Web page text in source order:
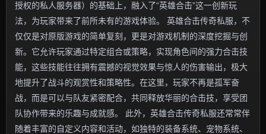
授权的私人服务器）的基础上，融入了“英雄合击”这一创新玩
法，为玩家带来了前所未有的游戏体验。 英雄合击传奇私服，不
仅仅是对原版游戏的简单复刻，更是对游戏机制的深度挖掘与创
新。它允许玩家通过特定组合或策略，实现角色间的强力合击技
能，这些技能往往拥有震撼的视觉效果与惊人的伤害输出，极大
地提升了战斗的观赏性和策略性。在这里，玩家不再是孤军奋
战，而是可以与队友紧密配合，共同释放华丽的合击技，享受团
队协作带来的乐趣与成就感。 此外，英雄合击传奇私服还常常伴
随着丰富的自定义内容和活动，如独特的装备系统、宠物系统、